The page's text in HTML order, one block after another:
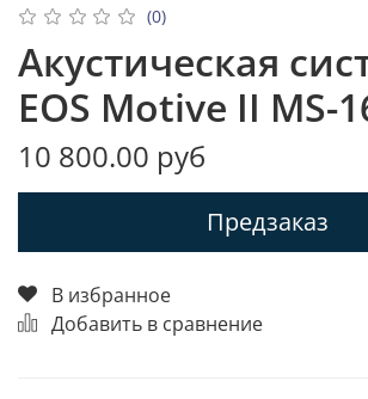
(0)
Акустическая
EOS Motive II MS-
10 800.00 руб
Предзаказ
В избранное
Добавить в сравнение